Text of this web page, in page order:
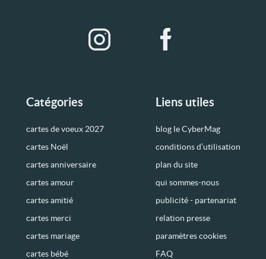
Catégories
cartes de voeux 2027
cartes Noël
cartes anniversaire
cartes amour
cartes amitié
cartes merci
cartes mariage
cartes bébé
Liens utiles
blog le CyberMag
conditions d’utilisation
plan du site
qui sommes-nous
publicité - partenariat
relation presse
paramètres cookies
FAQ